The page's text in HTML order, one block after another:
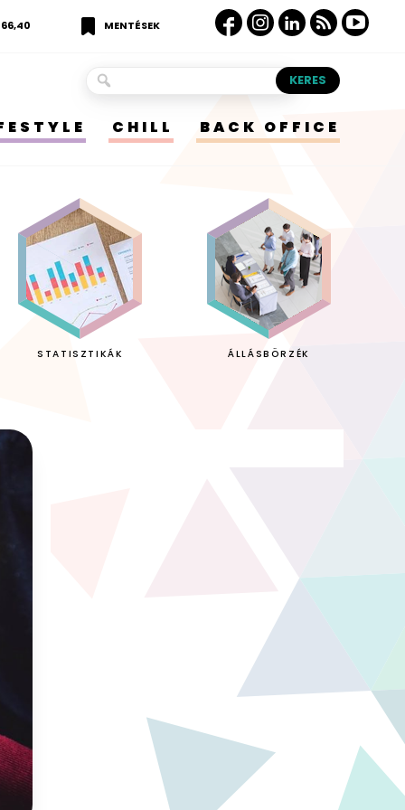
MENTÉSEK
CHILL BACK OFFICE
STATISZTIKÁK ÁLLÁSBÖRZÉK